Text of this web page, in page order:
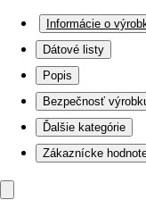
Informácie o
Dátové listy
Popis
Bezpečnosť
Ďalšie kategórie
Zákaznícke